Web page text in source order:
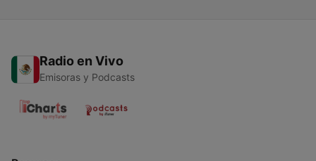
Radio en Vivo
Emisoras y Podcasts